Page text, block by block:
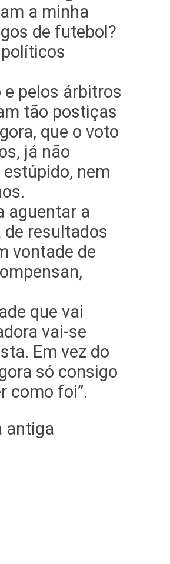
a minha
de futebol?
pelos árbitros
tão postiças
que o voto
já não
nem
aguentar a
resultados
vontade de
que vai
vai-se
Em vez do
só consigo
como foi”.
antiga